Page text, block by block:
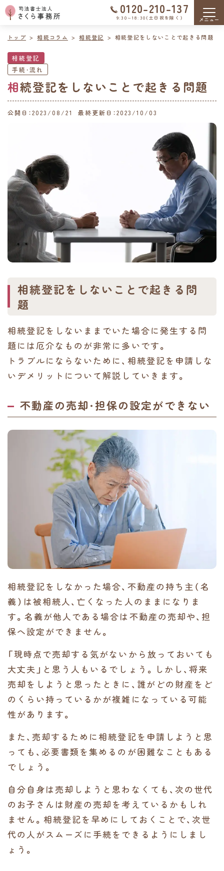
0120-210-137
9:30～18:30（土日祝を除く）
トップ 相続コラム 相続登記 相続登記をしないことで起きる問題
相続登記
手続・流れ
相続登記をしないことで起きる問題
公開日：2023/08/21 最終更新日：2023/10/03
相続登記をしないことで起きる問
題
相続登記をしないままでいた場合に発生する問
題には厄介なものが非常に多いです。
トラブルにならないために、相続登記を申請しな
いデメリットについて解説していきます。
不動産の売却・担保の設定ができない
相続登記をしなかった場合、不動産の持ち主（名
義）は被相続人、亡くなった人のままになりま
す。名義が他人である場合は不動産の売却や、担
保へ設定ができません。
「現時点で売却する気がないから放っておいても
大丈夫」と思う人もいるでしょう。しかし、将来
売却をしようと思ったときに、誰がどの財産をど
のくらい持っているかが複雑になっている可能
性があります。
また、売却するために相続登記を申請しようと思
っても、必要書類を集めるのが困難なこともある
でしょう。
自分自身は売却しようと思わなくても、次の世代
のお子さんは財産の売却を考えているかもしれ
ません。相続登記を早めにしておくことで、次世
代の人がスムーズに手続をできるようにしまし
ょう。